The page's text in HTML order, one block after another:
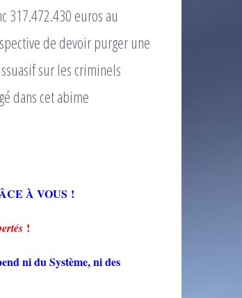
317.472.430 euros au
de devoir purger une
sur les criminels
dans cet abime
À VOUS !
!
ni du Système, ni des